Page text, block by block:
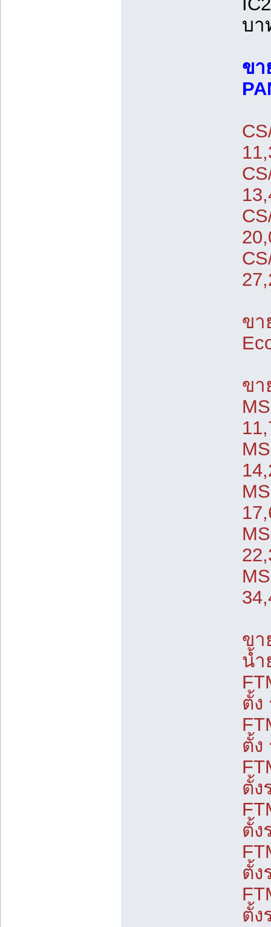
บา
ขา
ขา
ขา
ขา
น้ำ
ตั้ง
ตั้ง
ตั้ง
ตั้ง
ตั้ง
ตั้ง